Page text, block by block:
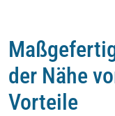
der Nähe
Vorteile